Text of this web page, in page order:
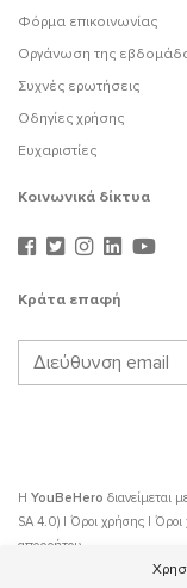
Φόρμα επικοινωνίας
Οργάνωση της
Συχνές ερωτήσεις
Οδηγίες χρήσης
Ευχαριστίες
Κοινωνικά δίκτυα
Κράτα επαφή
Η YouBeHero διανείμεται
SA 4.0) | Όροι χρήσης | Όροι
απορρήτου